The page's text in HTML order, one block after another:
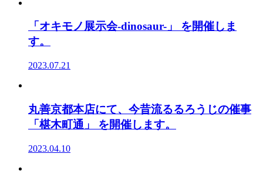
「オキモノ展示会-dinosaur-」 を開催しま
す。
2023.07.21
丸善京都本店にて、今昔流るるろうじの催事
「椹木町通」 を開催します。
2023.04.10